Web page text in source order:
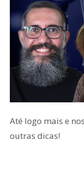
Até logo mais e
outras dicas!